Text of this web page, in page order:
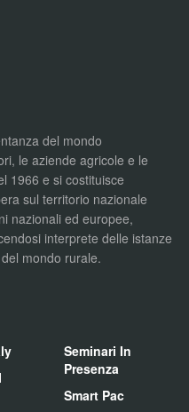
del mondo
le aziende agricole e le
1966 e si costituisce
sul territorio nazionale
nazionali ed europee,
interprete delle istanze
mondo rurale.
Seminari In
Presenza
Smart Pac